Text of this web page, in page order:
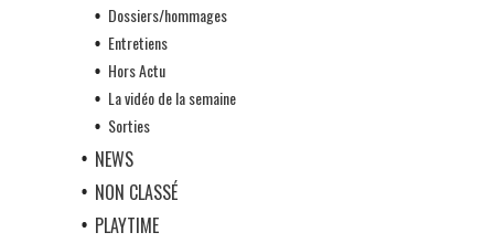
Dossiers/hommages
Entretiens
Hors Actu
La vidéo de la semaine
Sorties
NEWS
NON CLASSÉ
PLAYTIME